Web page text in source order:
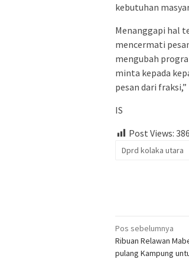
kebutuhan
Menanggapi hal
mencermati
mengubah
minta kepada
pesan dari
IS
Post Views: 386
Dprd kolaka utara
Navigasi
pos
Pos sebelumnya
Ribuan Relawan
pulang Kampung